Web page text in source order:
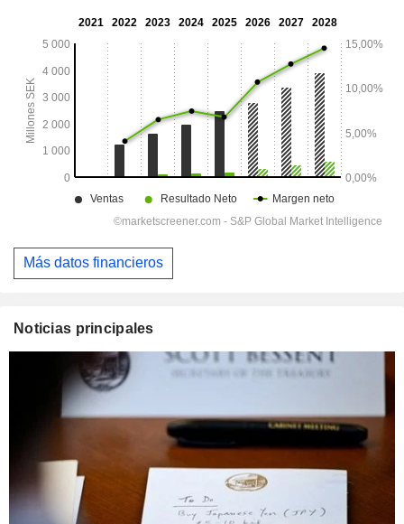
Más datos financieros
Noticias principales